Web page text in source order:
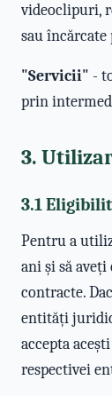
videoclipuri,
sau încărcate
"Servicii" -
prin
3.
3.1
Pentru a
ani și să
contracte.
entități
accepta
respectivei